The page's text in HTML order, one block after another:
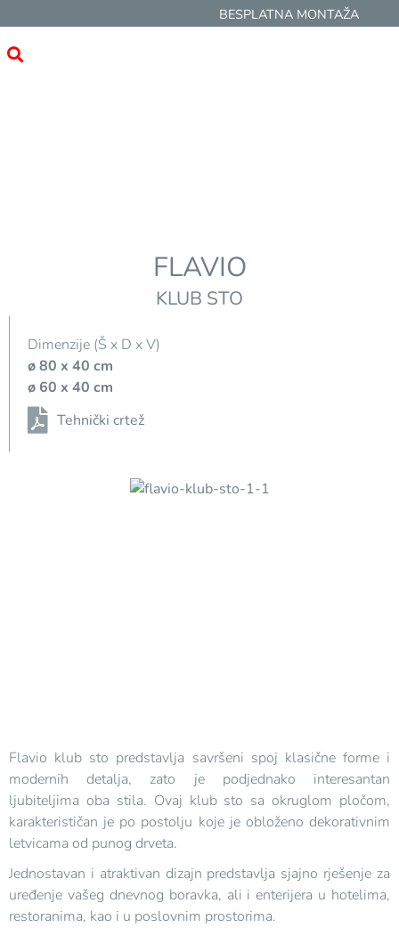
BESPLATNA MONTAŽA
FLAVIO
KLUB STO
Dimenzije (Š x D x V)
ø 80 x 40 cm
ø 60 x 40 cm
Tehnički crtež
Flavio klub sto predstavlja savršeni spoj klasične forme i
modernih detalja, zato je podjednako interesantan
ljubiteljima oba stila. Ovaj klub sto sa okruglom pločom,
karakterističan je po postolju koje je obloženo dekorativnim
letvicama od punog drveta.
Jednostavan i atraktivan dizajn predstavlja sjajno rješenje za
uređenje vašeg dnevnog boravka, ali i enterijera u hotelima,
restoranima, kao i u poslovnim prostorima.